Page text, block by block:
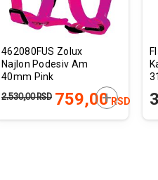
KORPU
462080FUS Zolux
Najlon Podesiv Am
40mm Pink
759,00RSD
2.530,00RSD DODAJTE